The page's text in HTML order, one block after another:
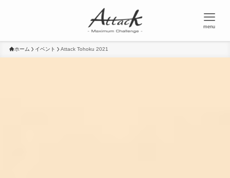
menu
ホーム イベント Attack Tohoku 2021